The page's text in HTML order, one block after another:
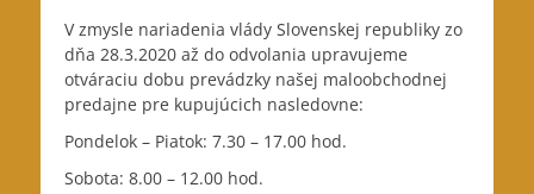
V zmysle nariadenia vlády Slovenskej republiky zo
dňa 28.3.2020 až do odvolania upravujeme
otváraciu dobu prevádzky našej maloobchodnej
predajne pre kupujúcich nasledovne:
Pondelok – Piatok: 7.30 – 17.00 hod.
Sobota: 8.00 – 12.00 hod.